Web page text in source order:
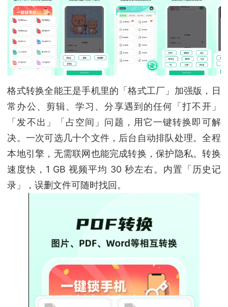
格式转换全能王是手机里的「格式工厂」加强版，日
常办公、剪辑、学习、分享遇到的任何「打不开」
「发不出」「占空间」问题，用它一键转换即可解
决。一次可选几十个文件，后台自动排队处理。全程
本地引擎，无需联网也能完成转换，保护隐私。转换
速度快，1 GB 视频平均 30 秒左右。内置「历史记
录」，误删文件可随时找回。